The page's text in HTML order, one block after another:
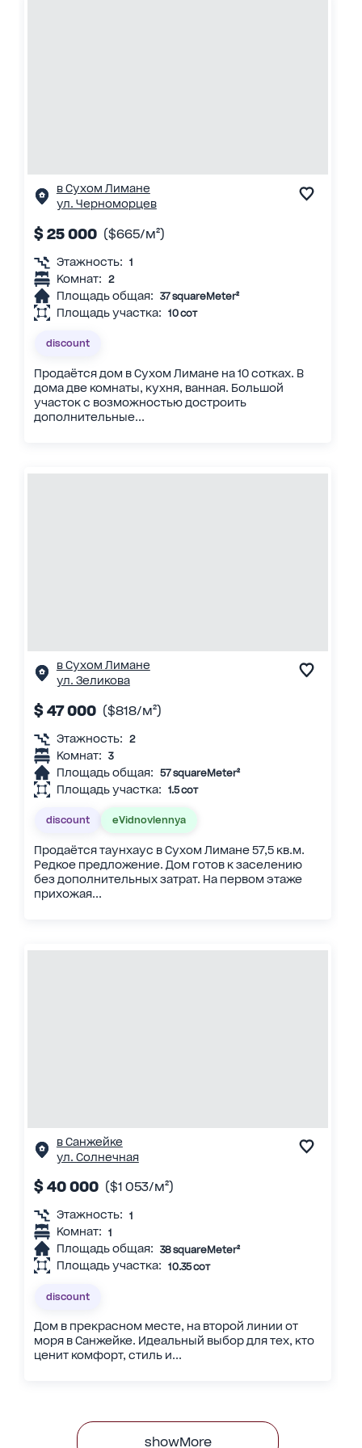
в Сухом Лимане
ул. Черноморцев
$ 25 000 ($665/м²)
Этажность: 1
Комнат: 2
Площадь общая: 37 squareMeter²
Площадь участка: 10 сот
discount
Продаётся дом в Сухом Лимане на 10 сотках. В
дома две комнаты, кухня, ванная. Большой
участок с возможностью достроить
дополнительные...
в Сухом Лимане
ул. Зеликова
$ 47 000 ($818/м²)
Этажность: 2
Комнат: 3
Площадь общая: 57 squareMeter²
Площадь участка: 1.5 сот
discount eVidnovlennya
Продаётся таунхаус в Сухом Лимане 57,5 кв.м.
Редкое предложение. Дом готов к заселению
без дополнительных затрат. На первом этаже
прихожая...
в Санжейке
ул. Солнечная
$ 40 000 ($1 053/м²)
Этажность: 1
Комнат: 1
Площадь общая: 38 squareMeter²
Площадь участка: 10.35 сот
discount
Дом в прекрасном месте, на второй линии от
моря в Санжейке. Идеальный выбор для тех, кто
ценит комфорт, стиль и...
showMore